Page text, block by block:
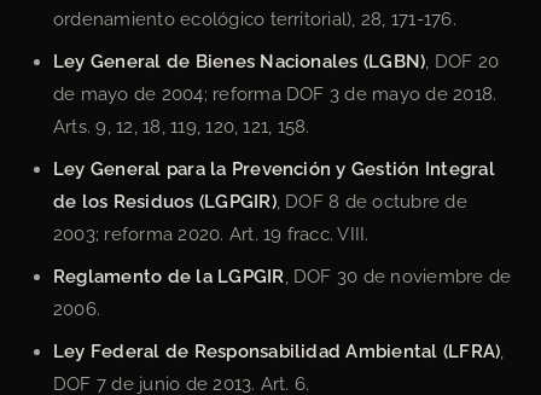
ordenamiento ecológico territorial), 28, 171-176.
Ley General de Bienes Nacionales (LGBN) , DOF 20
de mayo de 2004; reforma DOF 3 de mayo de 2018.
Arts. 9, 12, 18, 119, 120, 121, 158.
Ley General para la Prevención y Gestión Integral
de los Residuos (LGPGIR), DOF 8 de octubre de
2003; reforma 2020. Art. 19 fracc. VIII.
Reglamento de la LGPGIR , DOF 30 de noviembre de
2006.
Ley Federal de Responsabilidad Ambiental (LFRA)
DOF 7 de junio de 2013. Art. 6.